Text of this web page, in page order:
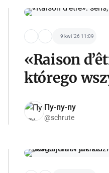
9 kwi '26 11:09
«Raison
którego
Пу-пу-пу
@schrute